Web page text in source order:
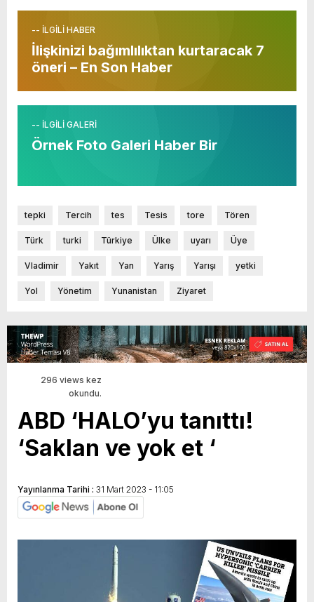
-- İLGİLİ HABER
İlişkinizi bağımlılıktan kurtaracak 7
öneri – En Son Haber
-- İLGİLİ GALERİ
Örnek Foto Galeri Haber Bir
tepki Tercih tes Tesis tore Tören
Türk turki Türkiye Ülke uyarı Üye
Vladimir Yakıt Yan Yarış Yarışı yetki
Yol Yönetim Yunanistan Ziyaret
296 views kez
okundu.
ABD ‘HALO’yu tanıttı!
‘Saklan ve yok et ‘
Yayınlanma Tarihi : 31 Mart 2023 - 11:05